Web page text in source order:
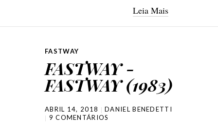
Leia Mais
FASTWAY
FASTWAY -
FASTWAY (1983)
ABRIL 14, 2018
DANIEL BENEDETTI
9 COMENTÁRIOS